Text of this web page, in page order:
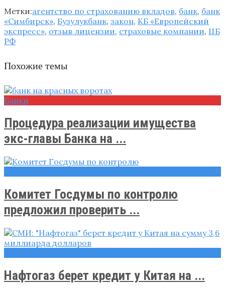
Метки:агентство по страхованию вкладов, банк, банк
«Симбирск», Бузулукбанк, закон, КБ «Европейский
экспресс», отзыв лицензии, страховые компании, ЦБ
РФ
Похожие темы
Банки
Процедура реализации имущества
экс-главы Банка на ...
Комитет Госдумы по контролю
предложил проверить ...
Нафтогаз берет кредит у Китая на ...